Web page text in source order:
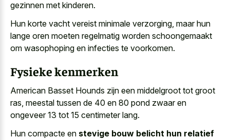
gezinnen met kinderen.
Hun korte vacht vereist minimale verzorging, maar hun
lange oren moeten regelmatig worden schoongemaakt
om wasophoping en infecties te voorkomen.
Fysieke kenmerken
American Basset Hounds zijn een middelgroot tot groot
ras, meestal tussen de 40 en 80 pond zwaar en
ongeveer 13 tot 15 centimeter lang.
Hun compacte en stevige bouw belicht hun relatief